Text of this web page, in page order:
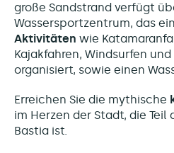
große Sandstrand verfügt
Wassersportzentrum, das
Aktivitäten wie
Kajakfahren, Windsurfen
organisiert, sowie einen
Erreichen Sie die mythische
im Herzen der Stadt, die
Bastia ist.